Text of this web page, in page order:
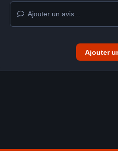
Ajouter un avis…
Ajouter